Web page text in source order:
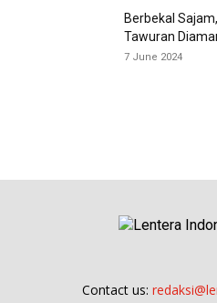
Berbekal
Tawuran
7 June 2024
Contact us: